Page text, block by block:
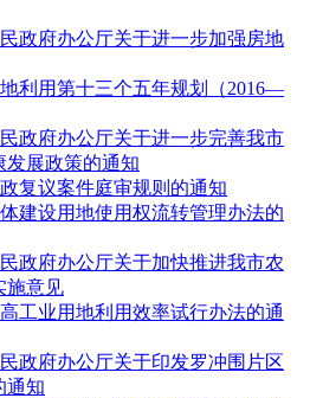
政府办公厅关于进一步加强房地
利用第十三个五年规划（2016—
政府办公厅关于进一步完善我市
发展政策的通知
复议案件庭审规则的通知
建设用地使用权流转管理办法的
政府办公厅关于加快推进我市农
施意见
工业用地利用效率试行办法的通
政府办公厅关于印发罗冲围片区
通知